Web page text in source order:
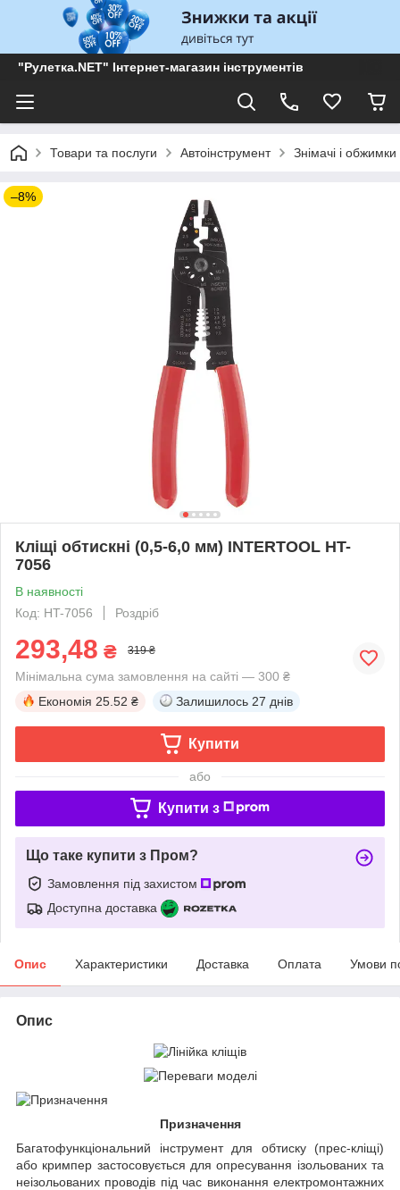
"Рулетка.NET" Інтернет-магазин інструментів
Товари та послуги Автоінструмент Знімачі і обжимки
–8%
Кліщі обтискні (0,5-6,0 мм) INTERTOOL HT-
7056
В наявності
Код: HT-7056
Роздріб
293,48 ₴ 319 ₴
Мінімальна сума замовлення на сайті — 300 ₴
Економія 25.52 ₴ Залишилось 27 днів
Купити
або
Купити з
Що таке купити з Пром?
Замовлення під захистом
Доступна доставка
Опис Характеристики Доставка Оплата Умови
Опис
Призначення
Багатофункціональний інструмент для обтиску (прес-кліщі)
або кримпер застосовується для опресування ізольованих та
неізольованих проводів під час виконання електромонтажних